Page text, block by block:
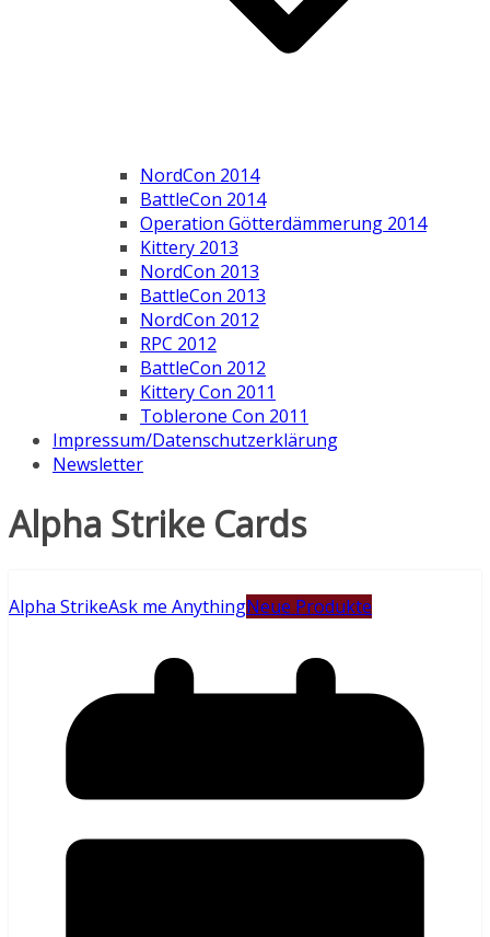
NordCon 2014
BattleCon 2014
Operation Götterdämmerung 2014
Kittery 2013
NordCon 2013
BattleCon 2013
NordCon 2012
RPC 2012
BattleCon 2012
Kittery Con 2011
Toblerone Con 2011
Impressum/Datenschutzerklärung
Newsletter
Alpha Strike Cards
Alpha StrikeAsk me AnythingNeue Produkte